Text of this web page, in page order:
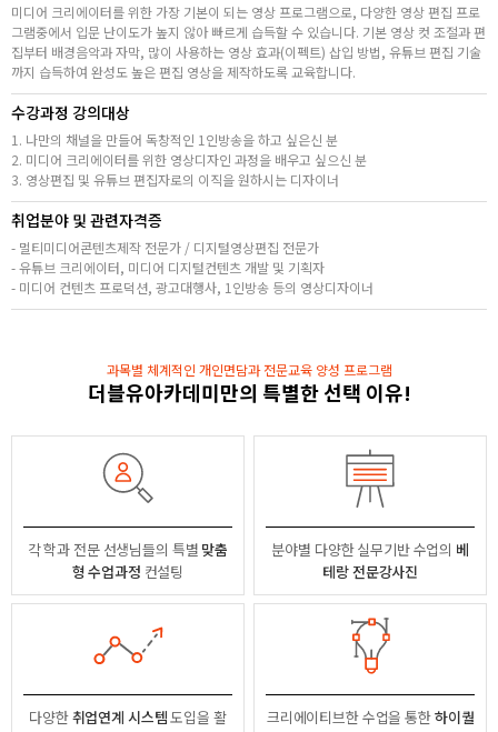
미디어 크리에이터를 위한 가장 기본이 되는 영상 프로그램으로, 다양한 영상 편집 프로
그램중에서 입문 난이도가 높지 않아 빠르게 습득할 수 있습니다. 기본 영상 컷 조절과 편
집부터 배경음악과 자막, 많이 사용하는 영상 효과(이펙트) 삽입 방법, 유튜브 편집 기술
까지 습득하여 완성도 높은 편집 영상을 제작하도록 교육합니다.
수강과정 강의대상
1. 나만의 채널을 만들어 독창적인 1인방송을 하고 싶은신 분
2. 미디어 크리에이터를 위한 영상디자인 과정을 배우고 싶으신 분
3. 영상편집 및 유튜브 편집자로의 이직을 원하시는 디자이너
취업분야 및 관련자격증
- 멀티미디어콘텐츠제작 전문가 / 디지털영상편집 전문가
- 유튜브 크리에이터, 미디어 디지털컨텐츠 개발 및 기획자
- 미디어 컨텐츠 프로덕션, 광고대행사, 1인방송 등의 영상디자이너
과목별 체계적인 개인면담과 전문교육 양성 프로그램
더블유아카데미만의 특별한 선택 이유!
각 학과 전문 선생님들의 특별 맞춤
형 수업과정 컨설팅
분야별 다양한 실무기반 수업의 베
테랑 전문강사진
다양한취업연계 시스템도입을 활
크리에이티브한 수업을 통한하이퀄